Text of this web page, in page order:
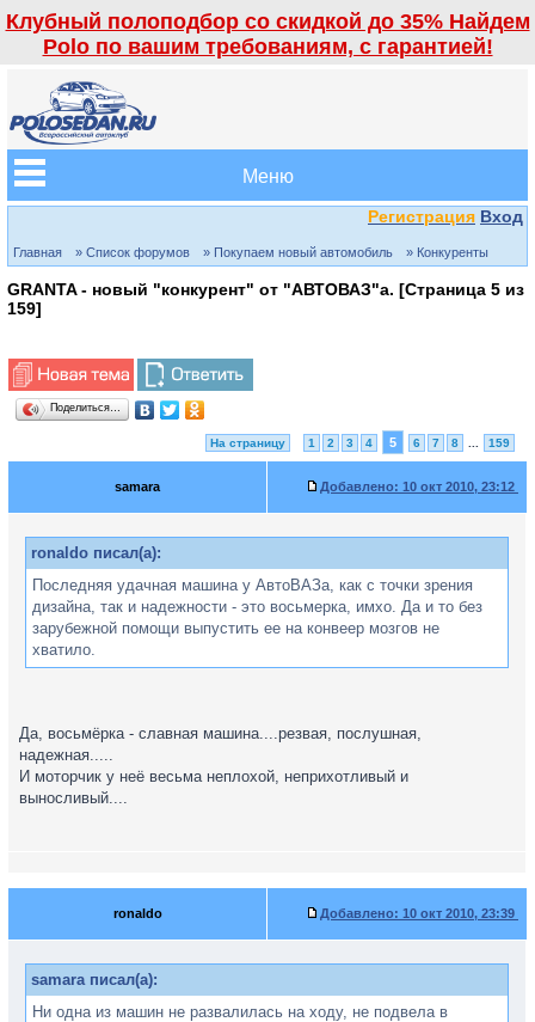
Клубный полоподбор со скидкой до 35% Найдем
Polo по вашим требованиям, с гарантией!
Меню
Регистрация Вход
Главная » Список форумов » Покупаем новый автомобиль » Конкуренты
GRANTA - новый "конкурент" от "АВТОВАЗ"а. [Страница 5 из
159]
Поделиться…
На страницу 1 2 3 4 5 6 7 8 159
samara Добавлено: 10 окт 2010, 23:12
ronaldo писал(а):
Последняя удачная машина у АвтоВАЗа, как с точки зрения
дизайна, так и надежности - это восьмерка, имхо. Да и то без
зарубежной помощи выпустить ее на конвеер мозгов не
хватило.
Да, восьмёрка - славная машина....резвая, послушная,
надежная.....
И моторчик у неё весьма неплохой, неприхотливый и
выносливый....
ronaldo Добавлено: 10 окт 2010, 23:39
samara писал(а):
Ни одна из машин не развалилась на ходу, не подвела в